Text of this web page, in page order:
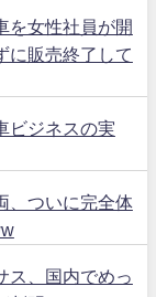
を女性社員が開
に販売終了して
ビジネスの実
、ついに完全体
ス、国内でめっ